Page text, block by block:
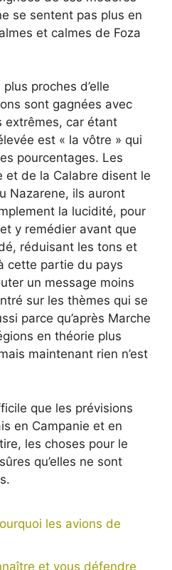
se sentent pas plus en
et calmes de Foza
proches d’elle
sont gagnées avec
extrêmes, car étant
est « la vôtre » qui
pourcentages. Les
et de la Calabre disent le
Nazarene, ils auront
la lucidité, pour
y remédier avant que
réduisant les tons et
cette partie du pays
un message moins
sur les thèmes qui se
parce qu’après Marche
en théorie plus
maintenant rien n’est
que les prévisions
en Campanie et en
les choses pour le
qu’elles ne sont
les avions de
et vous défendre